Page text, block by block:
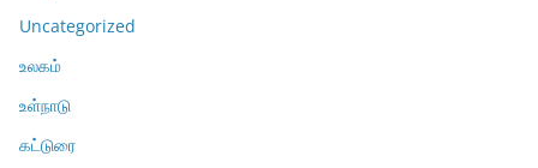
Uncategorized
உலகம்
உள்நாடு
கட்டுரை